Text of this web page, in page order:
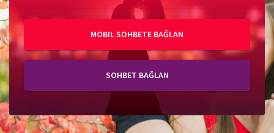
MOBIL SOHBETE BAĞLAN
SOHBET BAĞLAN